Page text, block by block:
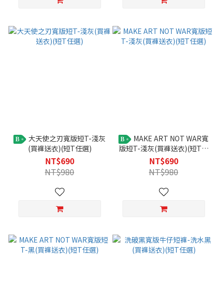
B
(買褲送衣)(短T任選)
NT$690
NT$980
B
版短T-淺灰(買褲送衣)(短T任
選)
NT$690
NT$980